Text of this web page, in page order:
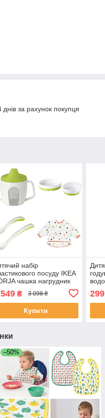
за рахунок покупця
набір
посуду IKEA
чашка нагрудник
миска ложки для
малюків ІКЕА
₴ 3 098 ₴
Купити
299
–50%